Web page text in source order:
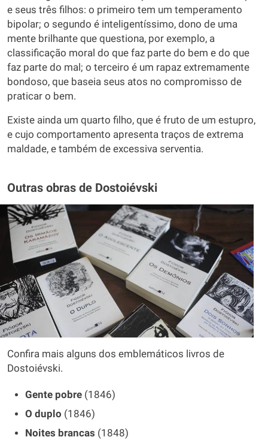
e seus três filhos: o primeiro tem um temperamento
bipolar; o segundo é inteligentíssimo, dono de uma
mente brilhante que questiona, por exemplo, a
classificação moral do que faz parte do bem e do que
faz parte do mal; o terceiro é um rapaz extremamente
bondoso, que baseia seus atos no compromisso de
praticar o bem.
Existe ainda um quarto filho, que é fruto de um estupro,
e cujo comportamento apresenta traços de extrema
maldade, e também de excessiva serventia.
Outras obras de Dostoiévski
Confira mais alguns dos emblemáticos livros de
Dostoiévski.
Gente pobre (1846)
O duplo (1846)
Noites brancas (1848)